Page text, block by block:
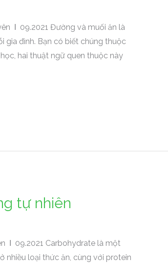
Ι 09.2021 Đường và muối ăn là
gia đình. Bạn có biết chúng thuộc
hai thuật ngữ quen thuộc này
tự nhiên
Ι 09.2021 Carbohydrate là một
nhiều loại thức ăn, cùng với protein